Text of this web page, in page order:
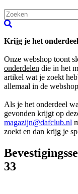
Krijg je het
Onze webshop toont
onderdelen die in het
artikel wat je zoekt
allemaal in de
Als je het onderdeel
gevonden krijgt op
magazijn@dafclub.nl
zoekt en dan krijg je
33